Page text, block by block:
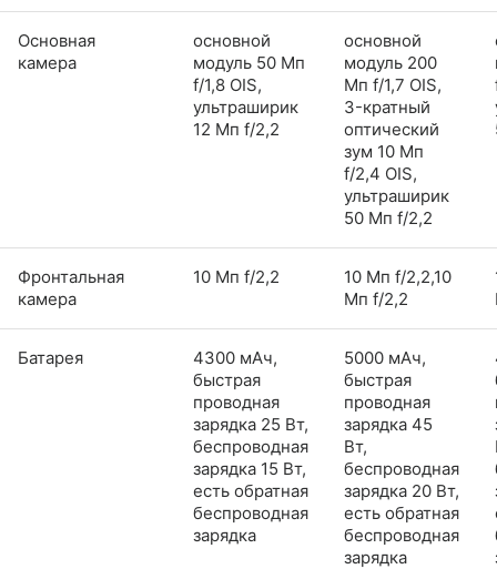
Основная
камера
основной
модуль 50 Мп
f/1,8 OIS,
ультраширик
12 Мп f/2,2
основной
модуль 200
Мп f/1,7 OIS,
3-кратный
оптический
зум 10 Мп
f/2,4 OIS,
ультраширик
50 Мп f/2,2
Фронтальная
камера
10 Мп f/2,2
10 Мп f/2,2,10
Мп f/2,2
Батарея
4300 мАч,
быстрая
проводная
зарядка 25 Вт,
беспроводная
зарядка 15 Вт,
есть обратная
беспроводная
зарядка
5000 мАч,
быстрая
проводная
зарядка 45
Вт,
беспроводная
зарядка 20 Вт,
есть обратная
беспроводная
зарядка